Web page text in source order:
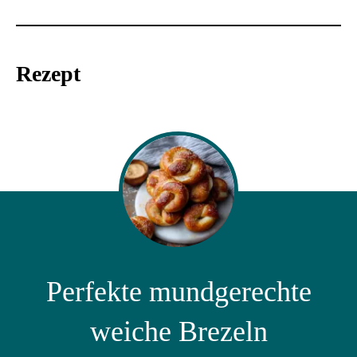
Rezept
Perfekte mundgerechte
weiche Brezeln